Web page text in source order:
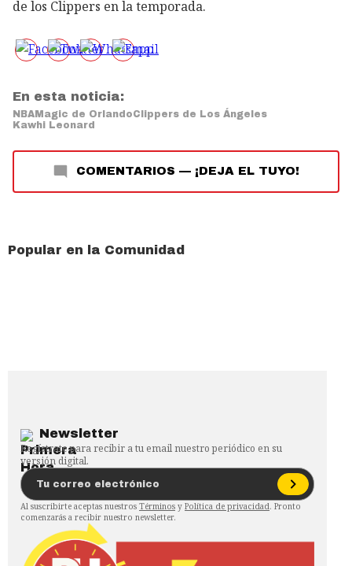
de los Clippers en la temporada.
En esta noticia:
NBAMagic de OrlandoClippers de Los Ángeles
Kawhi Leonard
COMENTARIOS — ¡DEJA EL TUYO!
Popular en la Comunidad
Newsletter
Regístrate para recibir a tu email nuestro periódico en su
versión digital.
Al suscribirte aceptas nuestros Términos y Política de privacidad. Pronto
comenzarás a recibir nuestro newsletter.